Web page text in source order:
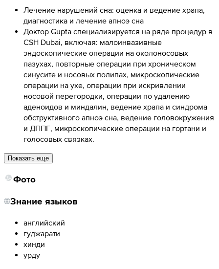
Лечение нарушений сна: оценка и ведение храпа,
диагностика и лечение апноэ сна
Доктор Gupta специализируется на ряде процедур в
CSH Dubai, включая: малоинвазивные
эндоскопические операции на околоносовых
пазухах, повторные операции при хроническом
синусите и носовых полипах, микроскопические
операции на ухе, операции при искривлении
носовой перегородки, операции по удалению
аденоидов и миндалин, ведение храпа и синдрома
обструктивного апноэ сна, ведение головокружения
и ДППГ, микроскопические операции на гортани и
голосовых связках.
Показать еще
Фото
Знание языков
английский
гуджарати
хинди
урду